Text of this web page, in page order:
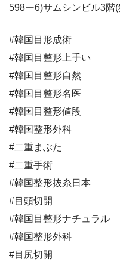
598ー6)サムシンビル3階
#韓国目形成術
#韓国目整形上手い
#韓国目整形自然
#韓国目整形名医
#韓国目整形値段
#韓国整形外科
#二重まぶた
#二重手術
#韓国整形抜糸日本
#目頭切開
#韓国目整形ナチュラル
#韓国整形外科
#目尻切開